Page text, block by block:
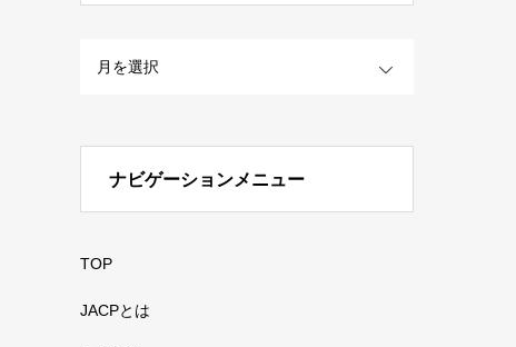
ナビゲーションメニュー
TOP
JACPとは